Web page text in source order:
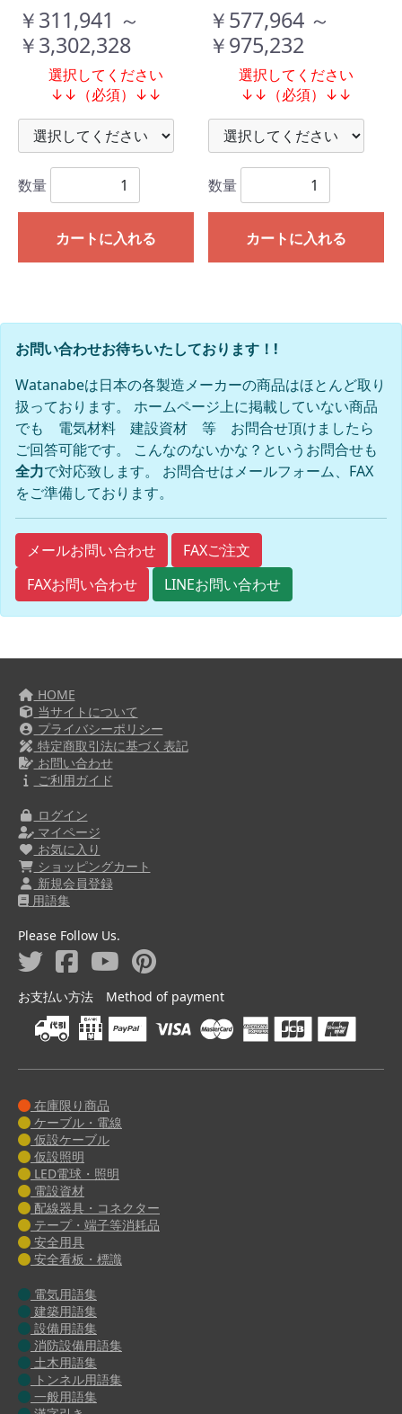
￥311,941 ～
￥3,302,328
選択してください
↓↓（必須）↓↓
数量
カートに入れる
￥577,964 ～
￥975,232
選択してください
↓↓（必須）↓↓
数量
カートに入れる
お問い合わせお待ちいたしております！!
Watanabeは日本の各製造メーカーの商品はほとんど取り
扱っております。 ホームページ上に掲載していない商品
でも 電気材料 建設資材 等 お問合せ頂けましたら
ご回答可能です。 こんなのないかな？というお問合せも
全力で対応致します。 お問合せはメールフォーム、FAX
をご準備しております。
メールお問い合わせ
FAXご注文
FAXお問い合わせ
LINEお問い合わせ
HOME
当サイトについて
プライバシーポリシー
特定商取引法に基づく表記
お問い合わせ
ご利用ガイド
ログイン
マイページ
お気に入り
ショッピングカート
新規会員登録
用語集
Please Follow Us.
お支払い方法 Method of payment
在庫限り商品
ケーブル・電線
仮設ケーブル
仮設照明
LED電球・照明
電設資材
配線器具・コネクター
テープ・端子等消耗品
安全用具
安全看板・標識
電気用語集
建築用語集
設備用語集
消防設備用語集
土木用語集
トンネル用語集
一般用語集